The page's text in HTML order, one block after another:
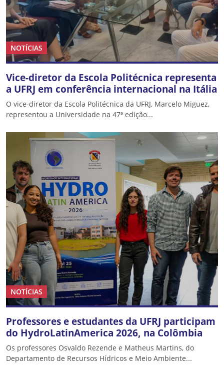
NOTÍCIAS
Vice-diretor da Escola Politécnica representa
a UFRJ em conferência internacional na Itália
O vice-diretor da Escola Politécnica da UFRJ, Marcelo Miguez,
representou a Universidade na 47ª edição...
NOTÍCIAS
Professores e estudantes da UFRJ participam
do HydroLatinAmerica 2026, na Colômbia
Os professores Osvaldo Rezende e Matheus Martins, do
Departamento de Recursos Hídricos e Meio Ambiente...